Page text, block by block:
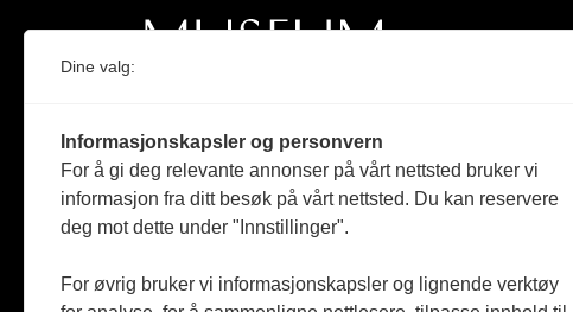
Medlem i Norsk tidsskriftforening og
Fagpressen
Støttet av Kulturrådet og Norges
Dine valg:
Informasjonskapsler og personvern
For å gi deg relevante annonser på vårt nettsted bruker vi
informasjon fra ditt besøk på vårt nettsted. Du kan reservere
deg mot dette under "Innstillinger".
For øvrig bruker vi informasjonskapsler og lignende verktøy